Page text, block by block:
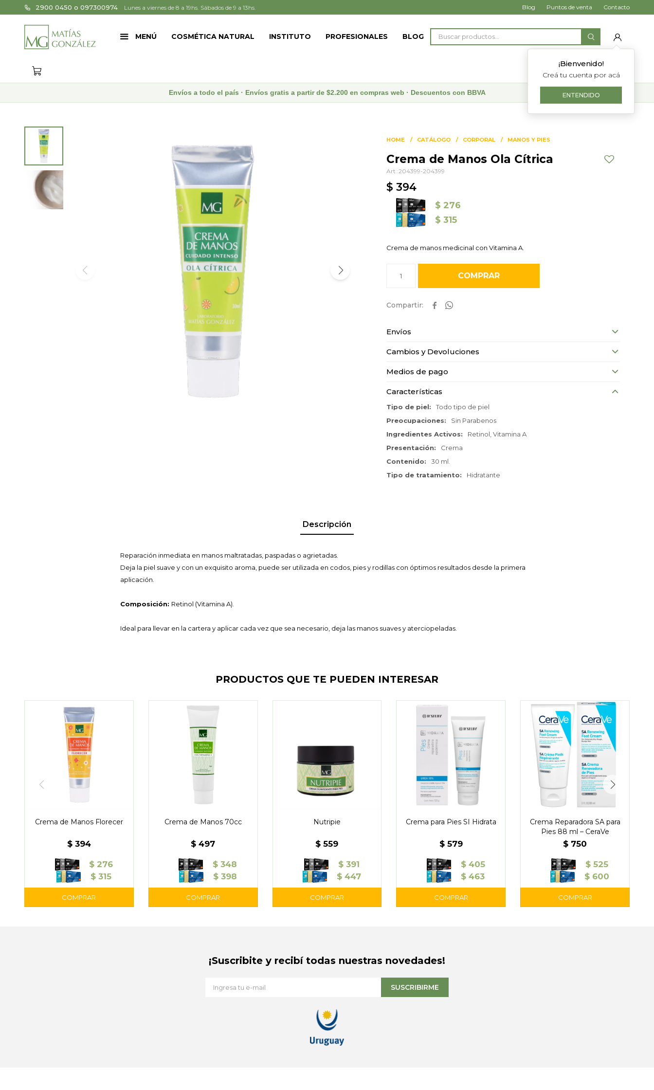
MENÚ COSMÉTICA NATURAL INSTITUTO PROFESIONALES BLOG
¡Bienvenido!
Creá tu cuenta por acá
ENTENDIDO
2900 0450 o 097300974 Lunes a viernes de 8 a 19hs. Sábados de 9 a 13hs. Blog Puntos de venta Contacto
Envíos a todo el país · Envíos gratis a partir de $2.200 en compras web · Descuentos con BBVA
HOME CATÁLOGO CORPORAL MANOS Y PIES
Crema de Manos Ola Cítrica
204399-204399
$ 394
$ 276
$ 315
Crema de manos medicinal con Vitamina A.
1 COMPRAR
 
Envíos
Cambios y Devoluciones
Medios de pago
Características
Tipo de piel
Todo tipo de piel
Preocupaciones
Sin Parabenos
Ingredientes Activos
Retinol, Vitamina A
Presentación
Crema
Contenido
30 ml.
Tipo de tratamiento
Hidratante
Descripción
Reparación inmediata en manos maltratadas, paspadas o agrietadas.
Deja la piel suave y con un exquisito aroma, puede ser utilizada en codos, pies y rodillas con óptimos resultados desde la primera
aplicación.
Composición: Retinol (Vitamina A).
Ideal para llevar en la cartera y aplicar cada vez que sea necesario, deja las manos suaves y aterciopeladas.
PRODUCTOS QUE TE PUEDEN INTERESAR
Crema de Manos Florecer
$ 394
$ 276
$ 315
Crema de Manos 70cc
$ 497
$ 348
$ 398
Nutripie
$ 559
$ 391
$ 447
Crema para Pies SI Hidrata
$ 579
$ 405
$ 463
Crema Reparadora SA para
Pies 88 ml – CeraVe
$ 750
$ 525
$ 600
¡Suscribite y recibí todas nuestras novedades!
SUSCRIBIRME